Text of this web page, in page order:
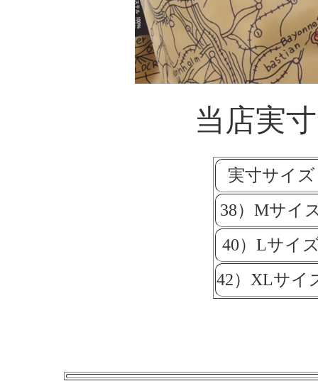
当店実
実寸サイズ
38）Mサイ
40）Lサイ
42）XLサイ